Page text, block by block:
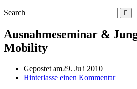
Search
Ausnahmeseminar &
Mobility
Gepostet am29. Juli 2010
Hinterlasse einen Kommentar